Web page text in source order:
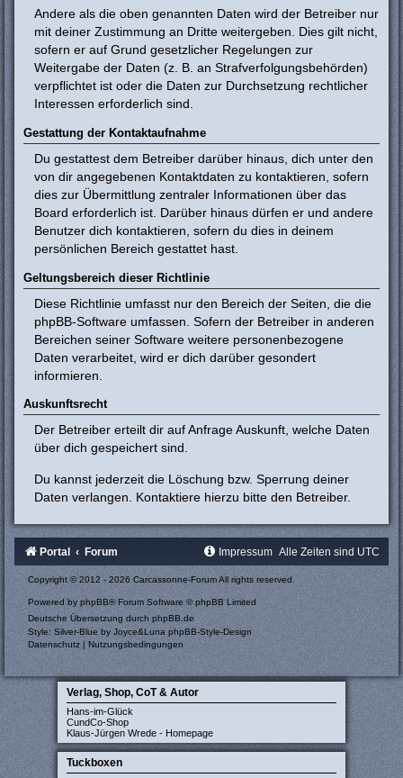
Andere als die oben genannten Daten wird der Betreiber nur
mit deiner Zustimmung an Dritte weitergeben. Dies gilt nicht,
sofern er auf Grund gesetzlicher Regelungen zur
Weitergabe der Daten (z. B. an Strafverfolgungsbehörden)
verpflichtet ist oder die Daten zur Durchsetzung rechtlicher
Interessen erforderlich sind.
Gestattung der Kontaktaufnahme
Du gestattest dem Betreiber darüber hinaus, dich unter den
von dir angegebenen Kontaktdaten zu kontaktieren, sofern
dies zur Übermittlung zentraler Informationen über das
Board erforderlich ist. Darüber hinaus dürfen er und andere
Benutzer dich kontaktieren, sofern du dies in deinem
persönlichen Bereich gestattet hast.
Geltungsbereich dieser Richtlinie
Diese Richtlinie umfasst nur den Bereich der Seiten, die die
phpBB-Software umfassen. Sofern der Betreiber in anderen
Bereichen seiner Software weitere personenbezogene
Daten verarbeitet, wird er dich darüber gesondert
informieren.
Auskunftsrecht
Der Betreiber erteilt dir auf Anfrage Auskunft, welche Daten
über dich gespeichert sind.
Du kannst jederzeit die Löschung bzw. Sperrung deiner
Daten verlangen. Kontaktiere hierzu bitte den Betreiber.
Portal Forum Alle Zeiten sind UTC
Impressum
Copyright © 2012 - 2026 Carcassonne-Forum All rights reserved.
Powered by phpBB® Forum Software © phpBB Limited
Deutsche Übersetzung durchphpBB.de
Style: Silver-Blue by Joyce&LunaphpBB-Style-Design
Datenschutz |Nutzungsbedingungen
Verlag, Shop, CoT & Autor
Hans-im-Glück
CundCo-Shop
Klaus-Jürgen Wrede - Homepage
Tuckboxen